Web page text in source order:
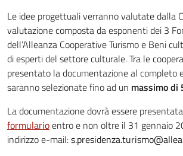
Le idee progettuali verranno valutate dalla
valutazione composta da esponenti dei 3
dell’Alleanza Cooperative Turismo e Beni
di esperti del settore culturale. Tra le
presentato la documentazione al completo
saranno selezionate fino ad un massimo di
La documentazione dovrà essere
formularioentro e non oltre il 31 gennaio
indirizzo e-mail: